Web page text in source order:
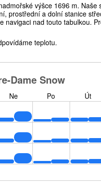
výšce 1696 m. Naše
prostřední a dolní stanice
nad touto tabulkou.
teplotu.